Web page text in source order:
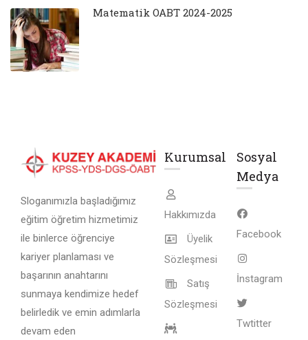
Matematik ÖABT 2024-2025
Sloganımızla başladığımız
eğitim öğretim hizmetimiz
ile binlerce öğrenciye
kariyer planlaması ve
başarının anahtarını
sunmaya kendimize hedef
belirledik ve emin adımlarla
devam eden
Kurumsal
Hakkımızda
Üyelik
Sözleşmesi
Satış
Sözleşmesi
Sosyal
Medya
Facebook
İnstagram
Twtitter